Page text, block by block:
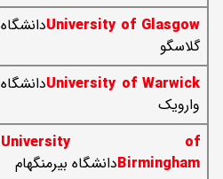
University of Glasgowدانشگاه
گلاسگو
University of Warwickدانشگاه
وارویک
University of
Birminghamدانشگاه بیرمنگهام